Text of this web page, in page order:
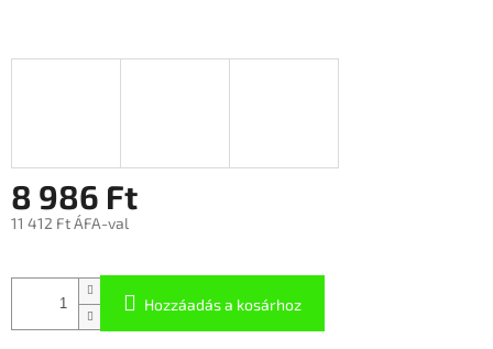
8 986 Ft
11 412 Ft ÁFA-val
Hozzáadás a kosárhoz